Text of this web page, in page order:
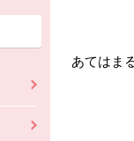
あてはま